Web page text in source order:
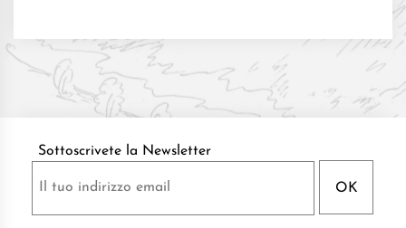
Sottoscrivete la Newsletter